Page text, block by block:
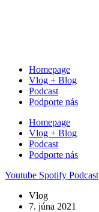
Homepage
Vlog + Blog
Podcast
Podporte nás
Homepage
Vlog + Blog
Podcast
Podporte nás
Youtube Spotify Podcast
Vlog
7. júna 2021